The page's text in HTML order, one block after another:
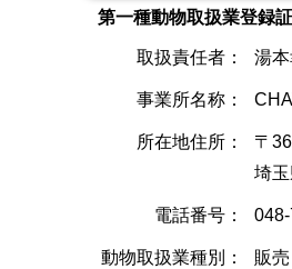
第一種動物取扱業登録
取扱責任者： 湯
事業所名称：
所在地住所：
〒
埼
電話番号：
動物取扱業種別： 販売